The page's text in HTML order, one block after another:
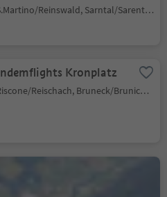
S.Martino/Reinswald, Sarntal/Sarentino, Bolzano/Bozen and environs
Kronplatz
Riscone/Reischach, Bruneck/Brunico, Dolomites Region Kronplatz/Plan de Corones